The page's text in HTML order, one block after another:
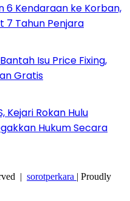
6 Kendaraan ke Korban,
7 Tahun Penjara
Isu Price Fixing,
Gratis
Kejari Rokan Hulu
Hukum Secara
| sorotperkara | Proudly